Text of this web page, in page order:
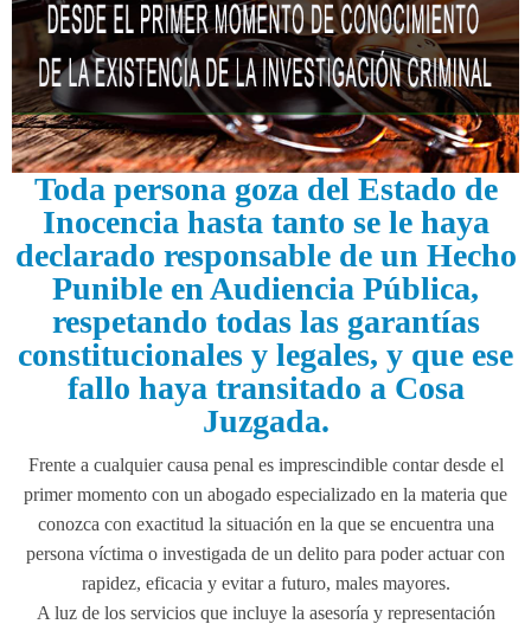
Toda persona goza del Estado de
Inocencia hasta tanto se le haya
declarado responsable de un Hecho
Punible en Audiencia Pública,
respetando todas las garantías
constitucionales y legales, y que ese
fallo haya transitado a Cosa
Juzgada.
Frente a cualquier causa penal es imprescindible contar desde el
primer momento con un abogado especializado en la materia que
conozca con exactitud la situación en la que se encuentra una
persona víctima o investigada de un delito para poder actuar con
rapidez, eficacia y evitar a futuro, males mayores.
A luz de los servicios que incluye la asesoría y representación